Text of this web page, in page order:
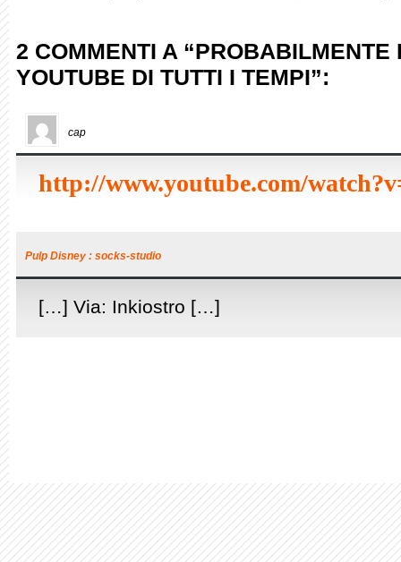
2 COMMENTI A
YOUTUBE DI TUTTI I TEMPI”:
cap
http://www.youtube.com/
Pulp Disney : socks-studio
[…] Via: Inkiostro […]